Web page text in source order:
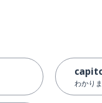
わかり